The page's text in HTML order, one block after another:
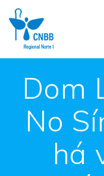
Dom
No
há